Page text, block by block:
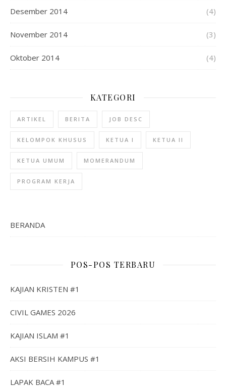
Desember 2014 (4)
November 2014 (3)
Oktober 2014 (4)
KATEGORI
ARTIKEL BERITA JOB DESC
KELOMPOK KHUSUS KETUA I KETUA II
KETUA UMUM MOMERANDUM
PROGRAM KERJA
BERANDA
POS-POS TERBARU
KAJIAN KRISTEN #1
CIVIL GAMES 2026
KAJIAN ISLAM #1
AKSI BERSIH KAMPUS #1
LAPAK BACA #1